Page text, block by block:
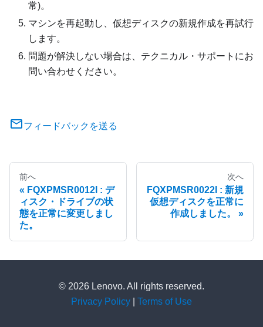
常)。
マシンを再起動し、仮想ディスクの新規作成を再試行
します。
問題が解決しない場合は、テクニカル・サポートにお
問い合わせください。
フィードバックを送る
前へ
FQXPMSR0012I : デ
ィスク・ドライブの状
態を正常に変更しまし
た。
次へ
FQXPMSR0022I : 新規
仮想ディスクを正常に
作成しました。
© 2026 Lenovo. All rights reserved.
Privacy Policy
Terms of Use